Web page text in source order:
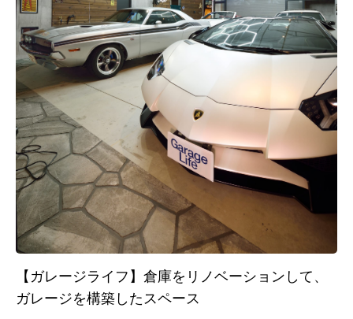
【ガレージライフ】倉庫をリノベーションして、
ガレージを構築したスペース